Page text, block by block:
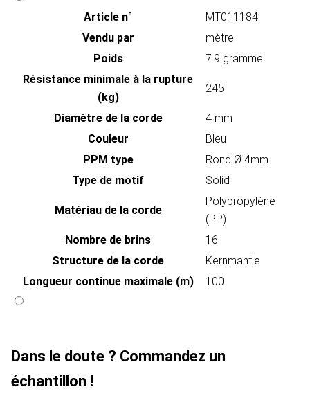
Article n°
MT011184
Vendu par
mètre
Poids
7.9 gramme
Résistance minimale à la rupture
(kg)
245
Diamètre de la corde
4 mm
Couleur
Bleu
PPM type
Rond Ø 4mm
Type de motif
Solid
Matériau de la corde
Polypropylène
(PP)
Nombre de brins
16
Structure de la corde
Kernmantle
Longueur continue maximale (m)
100
Dans le doute ? Commandez un
échantillon !